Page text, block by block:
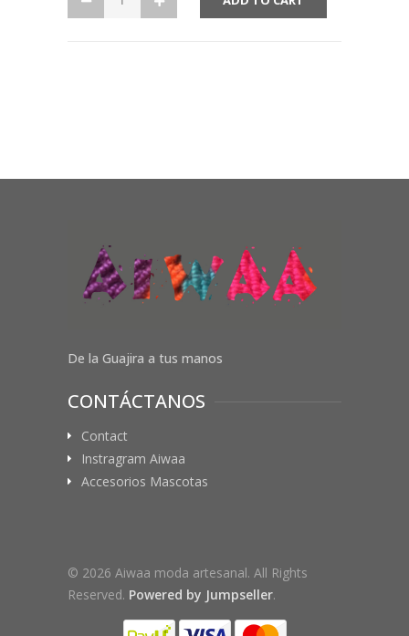
De la Guajira a tus manos
CONTÁCTANOS
Contact
Instragram Aiwaa
Accesorios Mascotas
© 2026 Aiwaa moda artesanal. All Rights
Reserved. Powered by Jumpseller.